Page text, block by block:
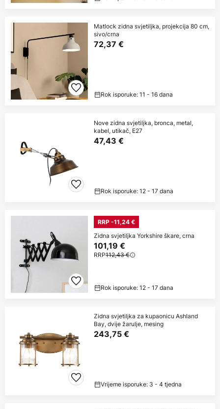
Matlock zidna svjetiljka, projekcija 80 cm,
sivo/crna
72,37 €
Rok isporuke: 11 - 16 dana
Nove zidna svjetiljka, bronca, metal,
kabel, utikač, E27
47,43 €
Rok isporuke: 12 - 17 dana
RRP -11,24 €
Zidna svjetiljka Yorkshire škare, crna
101,19 €
RRP112,43 €
Rok isporuke: 12 - 17 dana
Zidna svjetiljka za kupaonicu Ashland
Bay, dvije žarulje, mesing
243,75 €
Vrijeme isporuke: 3 - 4 tjedna